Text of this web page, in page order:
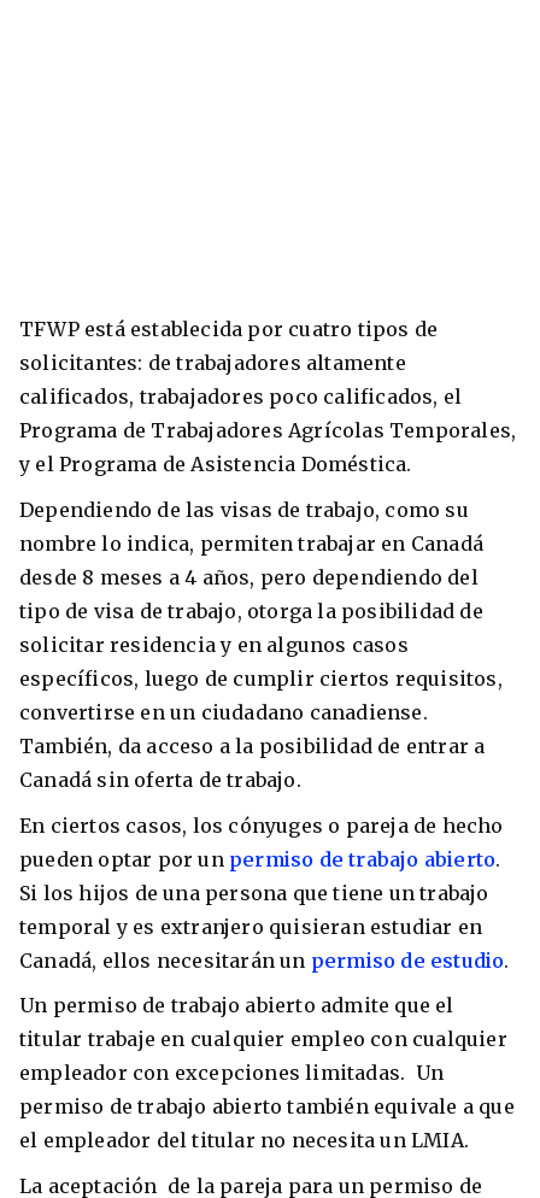
TFWP está establecida por cuatro tipos de
solicitantes: de trabajadores altamente
calificados, trabajadores poco calificados, el
Programa de Trabajadores Agrícolas Temporales,
y el Programa de Asistencia Doméstica.
Dependiendo de las visas de trabajo, como su
nombre lo indica, permiten trabajar en Canadá
desde 8 meses a 4 años, pero dependiendo del
tipo de visa de trabajo, otorga la posibilidad de
solicitar residencia y en algunos casos
específicos, luego de cumplir ciertos requisitos,
convertirse en un ciudadano canadiense.
También, da acceso a la posibilidad de entrar a
Canadá sin oferta de trabajo.
En ciertos casos, los cónyuges o pareja de hecho
pueden optar por un permiso de trabajo abierto.
Si los hijos de una persona que tiene un trabajo
temporal y es extranjero quisieran estudiar en
Canadá, ellos necesitarán un permiso de estudio.
Un permiso de trabajo abierto admite que el
titular trabaje en cualquier empleo con cualquier
empleador con excepciones limitadas. Un
permiso de trabajo abierto también equivale a que
el empleador del titular no necesita un LMIA.
La aceptación de la pareja para un permiso de